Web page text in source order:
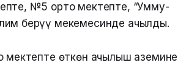
№5 орто мектепте, “Умму-
берүү мекемесинде ачылды.
өткөн ачылыш аземине